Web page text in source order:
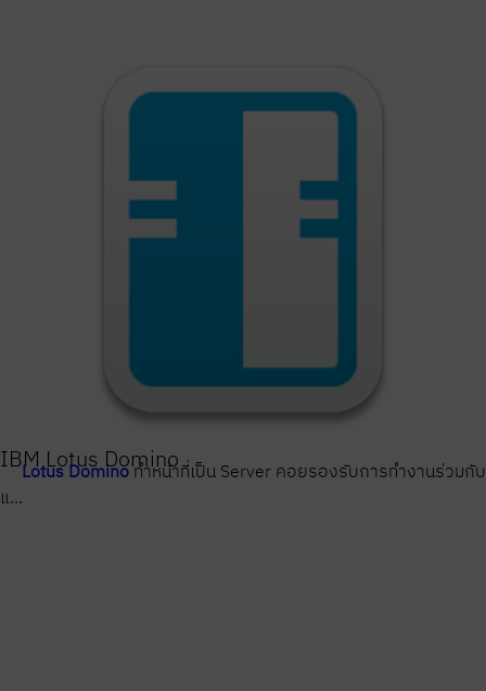
IBM Lotus Domino
Lotus Dominoทำหน้าที่เป็น Server คอยรองรับการทำงานร่วมกับ
แ...